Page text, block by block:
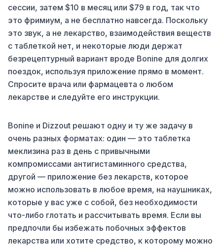
сессии, затем $10 в месяц или $79 в год, так что
это фримиум, а не бесплатно навсегда. Поскольку
это звук, а не лекарство, взаимодействия веществ
с таблеткой нет, и некоторые люди держат
безрецептурный вариант вроде Bonine для долгих
поездок, используя приложение прямо в момент.
Спросите врача или фармацевта о любом
лекарстве и следуйте его инструкции.
Bonine и Dizzout решают одну и ту же задачу в
очень разных форматах: один — это таблетка
меклизина раз в день с привычными
компромиссами антигистаминного средства,
другой — приложение без лекарств, которое
можно использовать в любое время, на наушниках,
которые у вас уже с собой, без необходимости
что-либо глотать и рассчитывать время. Если вы
предпочли бы избежать побочных эффектов
лекарства или хотите средство, к которому можно